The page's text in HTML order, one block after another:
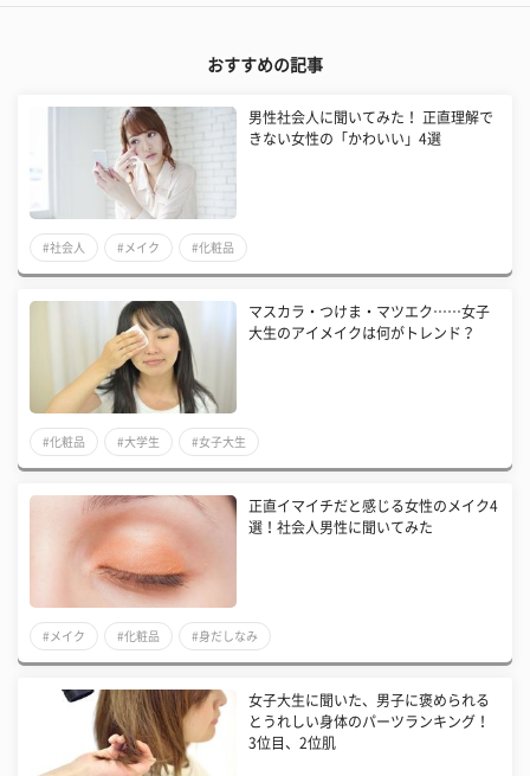
おすすめの記事
男性社会人に聞いてみた！ 正直理解で
きない女性の「かわいい」4選
#社会人 #メイク #化粧品
マスカラ・つけま・マツエク……女子
大生のアイメイクは何がトレンド？
#化粧品 #大学生 #女子大生
正直イマイチだと感じる女性のメイク4
選！社会人男性に聞いてみた
#メイク #化粧品 #身だしなみ
女子大生に聞いた、男子に褒められる
とうれしい身体のパーツランキング！
3位目、2位肌